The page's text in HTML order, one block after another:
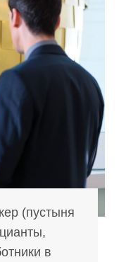
(пустыня
в